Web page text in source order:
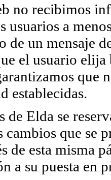
no recibimos
usuarios a
de un mensaje
el usuario
que
establecidas.
de Elda se
cambios que se
de esta misma
a su puesta en